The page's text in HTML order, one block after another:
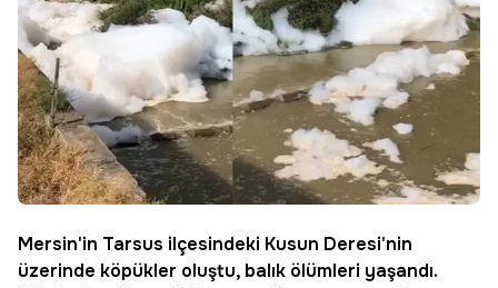
Mersin'in Tarsus ilçesindeki Kusun Deresi'nin
üzerinde köpükler oluştu, balık ölümleri yaşandı.